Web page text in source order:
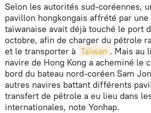
Selon les autorités sud-coréennes,
pavillon hongkongais affrété par
taïwanaise avait déjà touché le port
octobre, afin de charger du pétrole
et le transporter à Taïwan . Mais au
navire de Hong Kong a acheminé le
bord du bateau nord-coréen Sam
autres navires battant différents
transfert de pétrole a eu lieu dans
internationales, note Yonhap.